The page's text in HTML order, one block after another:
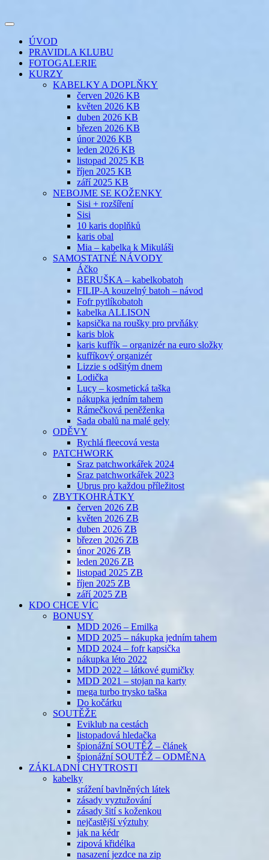
k
webuEVIKLUB
šicí klub
Toggle
navigation
ÚVOD
PRAVIDLA KLUBU
FOTOGALERIE
KURZY
KABELKY A DOPLŇKY
červen 2026 KB
květen 2026 KB
duben 2026 KB
březen 2026 KB
únor 2026 KB
leden 2026 KB
listopad 2025 KB
říjen 2025 KB
září 2025 KB
NEBOJME SE KOŽENKY
Sisi + rozšíření
Sisi
10 karis doplňků
karis obal
Mia – kabelka k Mikuláši
SAMOSTATNÉ NÁVODY
Áčko
BERUŠKA – kabelkobatoh
FILIP-A kouzelný batoh – návod
Fofr pytlíkobatoh
kabelka ALLISON
kapsička na roušky pro prvňáky
karis blok
karis kufřík – organizér na euro složky
kufříkový organizér
Lizzie s odšitým dnem
Lodička
Lucy – kosmetická taška
nákupka jedním tahem
Rámečková peněženka
Sada obalů na malé gely
ODĚVY
Rychlá fleecová vesta
PATCHWORK
Sraz patchworkářek 2024
Sraz patchworkářek 2023
Ubrus pro každou příležitost
ZBYTKOHRÁTKY
červen 2026 ZB
květen 2026 ZB
duben 2026 ZB
březen 2026 ZB
únor 2026 ZB
leden 2026 ZB
listopad 2025 ZB
říjen 2025 ZB
září 2025 ZB
KDO CHCE VÍC
BONUSY
MDD 2026 – Emilka
MDD 2025 – nákupka jedním tahem
MDD 2024 – fofr kapsička
nákupka léto 2022
MDD 2022 – látkové gumičky
MDD 2021 – stojan na karty
mega turbo trysko taška
Do kočárku
SOUTĚŽE
Eviklub na cestách
listopadová hledačka
špionážní SOUTĚŽ – článek
špionážní SOUTĚŽ – ODMĚNA
ZÁKLADNÍ CHYTROSTI
kabelky
srážení bavlněných látek
zásady vyztužování
zásady šití s koženkou
nejčastější výztuhy
jak na kédr
zipová křidélka
nasazení jezdce na zip